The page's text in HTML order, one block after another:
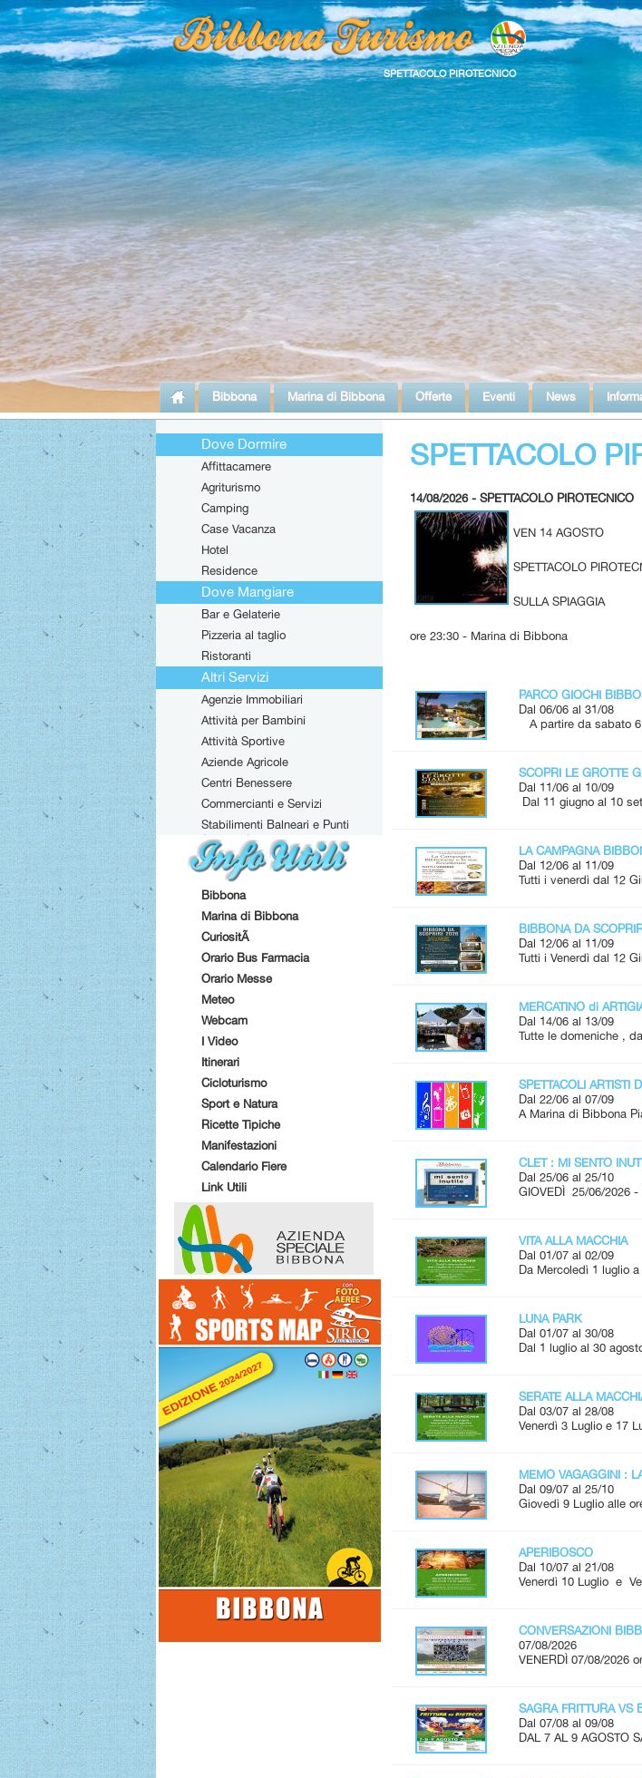
SPETTACOLO PIROTECNICO
Bibbona Marina di Bibbona Offerte Eventi News
Dove Dormire
Affittacamere
Agriturismo
Camping
Case Vacanza
Hotel
Residence
Dove Mangiare
Bar e Gelaterie
Pizzeria al taglio
Ristoranti
Altri Servizi
Agenzie Immobiliari
Attività per Bambini
Attività Sportive
Aziende Agricole
Centri Benessere
Commercianti e Servizi
Stabilimenti Balneari e Punti
Attrezzati
Bibbona
Marina di Bibbona
CuriositÃ
Orario Bus Farmacia
Orario Messe
Meteo
Webcam
I Video
Itinerari
Cicloturismo
Sport e Natura
Ricette Tipiche
Manifestazioni
Calendario Fiere
Link Utili
SPETTACOLO
14/08/2026 - SPETTACOLO PIROTECNICO
VEN 14 AGOSTO
SPETTACOLO
SULLA SPIAGGIA
ore 23:30 - Marina di Bibbona
PARCO GIOCHI
Dal 06/06 al 31/08
A partire da sabato 6
SCOPRI LE GROTTE
Dal 11/06 al 10/09
Dal 11 giugno al 10
LA CAMPAGNA
Dal 12/06 al 11/09
Tutti i venerdì dal 12
BIBBONA DA
Dal 12/06 al 11/09
Tutti i Venerdì dal 12
MERCATINO di
Dal 14/06 al 13/09
Tutte le domeniche ,
SPETTACOLI ARTISTI
Dal 22/06 al 07/09
A Marina di Bibbona
CLET : MI SENTO
Dal 25/06 al 25/10
GIOVEDÌ 25/06/2026 -
VITA ALLA MACCHIA
Dal 01/07 al 02/09
Da Mercoledì 1 luglio
LUNA PARK
Dal 01/07 al 30/08
Dal 1 luglio al 30
SERATE ALLA
Dal 03/07 al 28/08
Venerdì 3 Luglio e 17
MEMO VAGAGGINI :
Dal 09/07 al 25/10
Giovedì 9 Luglio alle
APERIBOSCO
Dal 10/07 al 21/08
Venerdì 10 Luglio e
CONVERSAZIONI
07/08/2026
VENERDÌ 07/08/2026
SAGRA FRITTURA VS
Dal 07/08 al 09/08
DAL 7 AL 9 AGOSTO